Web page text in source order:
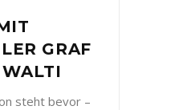
GRAF
steht bevor –